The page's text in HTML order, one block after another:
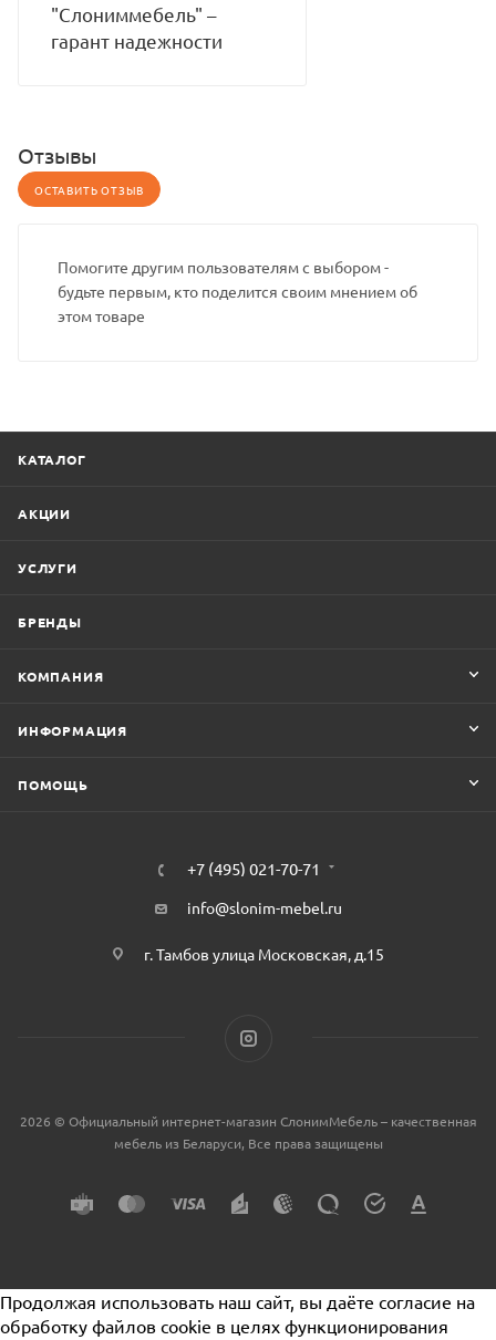
"Слониммебель" –
гарант надежности
Отзывы
ОСТАВИТЬ ОТЗЫВ
Помогите другим пользователям с выбором -
будьте первым, кто поделится своим мнением об
этом товаре
КАТАЛОГ
АКЦИИ
УСЛУГИ
БРЕНДЫ
КОМПАНИЯ
ИНФОРМАЦИЯ
ПОМОЩЬ
+7 (495) 021-70-71
info@slonim-mebel.ru
г. Тамбов улица Московская, д.15
2026 © Официальный интернет-магазин СлонимМебель – качественная
мебель из Беларуси, Все права защищены
Продолжая использовать наш сайт, вы даёте согласие на
обработку файлов cookie в целях функционирования